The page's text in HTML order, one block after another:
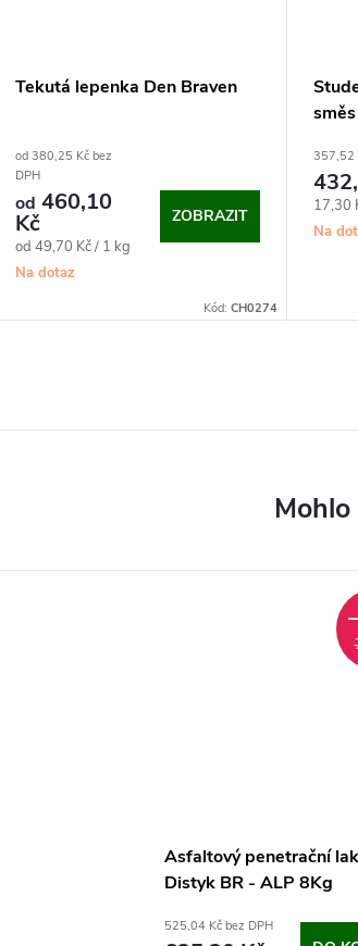
Tekutá lepenka Den Braven
od 380,25 Kč bez
DPH
od 460,10
Kč
Měrná
cena:
od 49,70 Kč / 1 kg
Na dotaz
ZOBRAZIT
Kód: CH0274
357,52
Měrná
cena:
17,30
Na
Asfaltový penetrační lak
Distyk BR - ALP 8Kg
525,04 Kč bez DPH